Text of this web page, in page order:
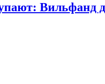
Вильфанд